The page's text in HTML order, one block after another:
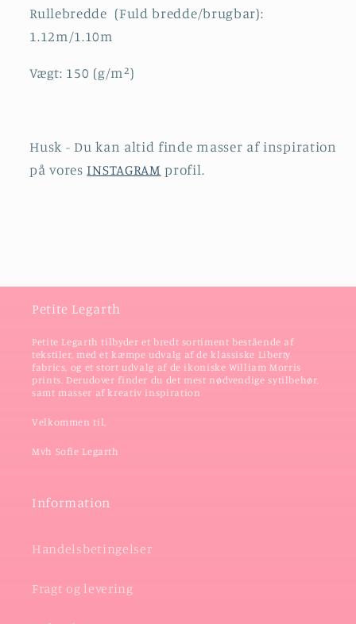
Rullebredde (Fuld bredde/brugbar):
1.12m/1.10m
Vægt: 150 (g/m²)
Husk - Du kan altid finde masser af inspiration
på voresINSTAGRAM profil.
Petite Legarth
Petite Legarth tilbyder et bredt sortiment bestående af
tekstiler, med et kæmpe udvalg af de klassiske Liberty
fabrics, og et stort udvalg af de ikoniske William Morris
prints. Derudover finder du det mest nødvendige sytilbehør,
samt masser af kreativ inspiration
Velkommen til,
Mvh Sofie Legarth
Information
Handelsbetingelser
Fragt og levering